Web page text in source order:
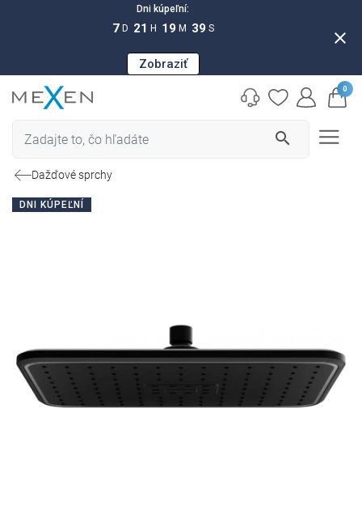
Dni kúpeľní:
7 D 21 H 19 M 38 S
Zobraziť
close
search
0
Dažďové sprchy
DNI KÚPEĽNÍ